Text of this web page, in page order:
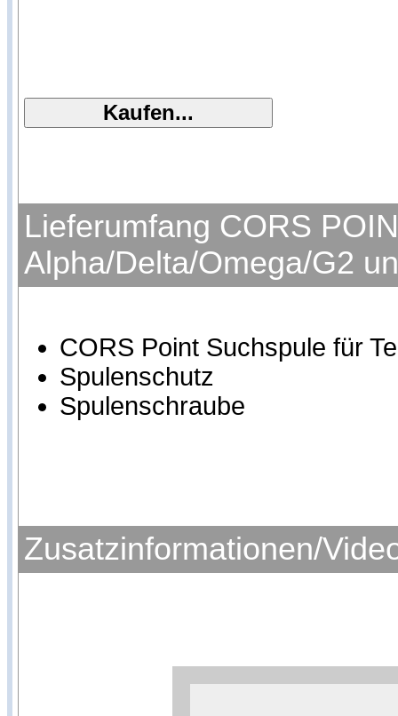
Lieferumfang CORS
Alpha/Delta/Omega/G2
CORS Point Suchspule für
Spulenschutz
Spulenschraube
Zusatzinformationen/